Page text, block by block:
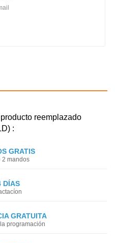
reemplazado
:
GRATIS
2 mandos
DÍAS
GRATUITA
programación